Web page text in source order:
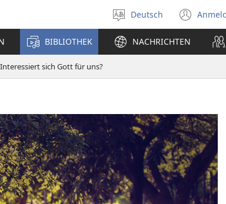
Sprache
auswählen
Deutsch
BIBLIOTHEK NACHRICHTEN
Interessiert sich Gott für uns?